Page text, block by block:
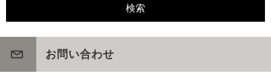
お問い合わせ